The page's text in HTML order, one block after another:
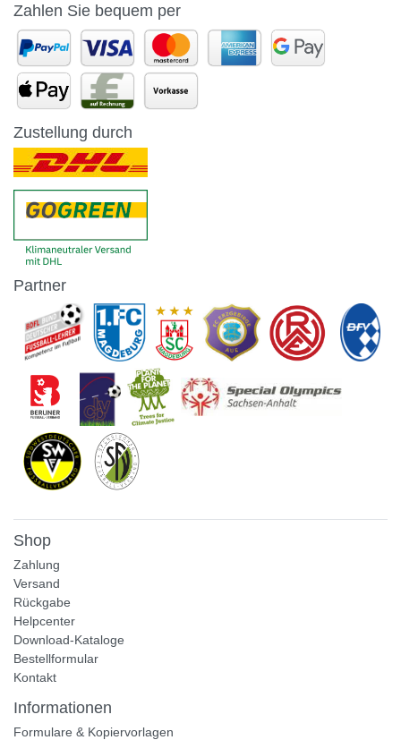
Zahlen Sie bequem per
Zustellung durch
Partner
Shop
Zahlung
Versand
Rückgabe
Helpcenter
Download-Kataloge
Bestellformular
Kontakt
Informationen
Formulare & Kopiervorlagen